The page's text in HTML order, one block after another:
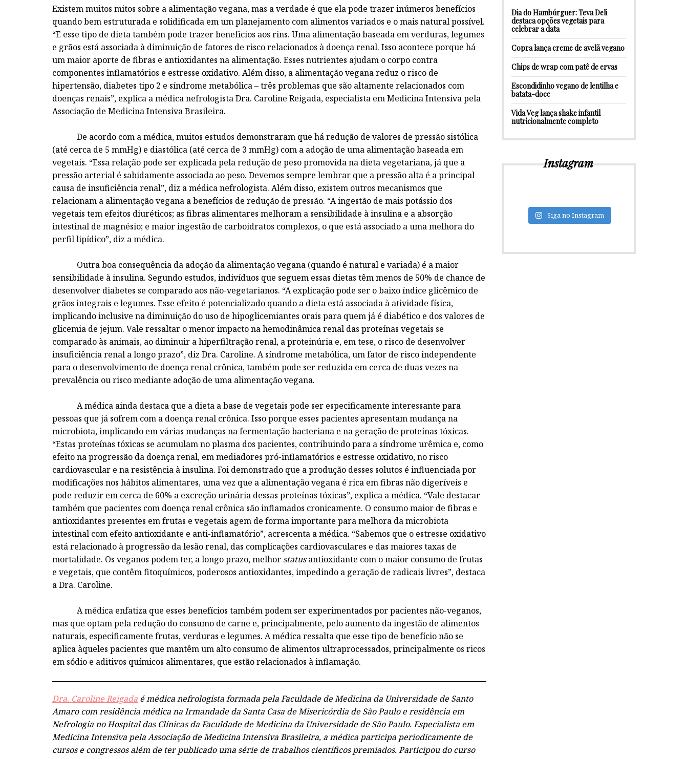
Existem muitos mitos sobre a alimentação vegana, mas a verdade é que ela pode trazer inúmeros benefícios
quando bem estruturada e solidificada em um planejamento com alimentos variados e o mais natural possível.
“E esse tipo de dieta também pode trazer benefícios aos rins. Uma alimentação baseada em verduras, legumes
e grãos está associada à diminuição de fatores de risco relacionados à doença renal. Isso acontece porque há
um maior aporte de fibras e antioxidantes na alimentação. Esses nutrientes ajudam o corpo contra
componentes inflamatórios e estresse oxidativo. Além disso, a alimentação vegana reduz o risco de
hipertensão, diabetes tipo 2 e síndrome metabólica – três problemas que são altamente relacionados com
doenças renais”, explica a médica nefrologista Dra. Caroline Reigada, especialista em Medicina Intensiva pela
Associação de Medicina Intensiva Brasileira.
De acordo com a médica, muitos estudos demonstraram que há redução de valores de pressão sistólica
(até cerca de 5 mmHg) e diastólica (até cerca de 3 mmHg) com a adoção de uma alimentação baseada em
vegetais. “Essa relação pode ser explicada pela redução de peso promovida na dieta vegetariana, já que a
pressão arterial é sabidamente associada ao peso. Devemos sempre lembrar que a pressão alta é a principal
causa de insuficiência renal”, diz a médica nefrologista. Além disso, existem outros mecanismos que
relacionam a alimentação vegana a benefícios de redução de pressão. “A ingestão de mais potássio dos
vegetais tem efeitos diuréticos; as fibras alimentares melhoram a sensibilidade à insulina e a absorção
intestinal de magnésio; e maior ingestão de carboidratos complexos, o que está associado a uma melhora do
perfil lipídico”, diz a médica.
Outra boa consequência da adoção da alimentação vegana (quando é natural e variada) é a maior
sensibilidade à insulina. Segundo estudos, indivíduos que seguem essas dietas têm menos de 50% de chance de
desenvolver diabetes se comparado aos não-vegetarianos. “A explicação pode ser o baixo índice glicêmico de
grãos integrais e legumes. Esse efeito é potencializado quando a dieta está associada à atividade física,
implicando inclusive na diminuição do uso de hipoglicemiantes orais para quem já é diabético e dos valores de
glicemia de jejum. Vale ressaltar o menor impacto na hemodinâmica renal das proteínas vegetais se
comparado às animais, ao diminuir a hiperfiltração renal, a proteinúria e, em tese, o risco de desenvolver
insuficiência renal a longo prazo”, diz Dra. Caroline. A síndrome metabólica, um fator de risco independente
para o desenvolvimento de doença renal crônica, também pode ser reduzida em cerca de duas vezes na
prevalência ou risco mediante adoção de uma alimentação vegana.
A médica ainda destaca que a dieta a base de vegetais pode ser especificamente interessante para
pessoas que já sofrem com a doença renal crônica. Isso porque esses pacientes apresentam mudança na
microbiota, implicando em várias mudanças na fermentação bacteriana e na geração de proteínas tóxicas.
“Estas proteínas tóxicas se acumulam no plasma dos pacientes, contribuindo para a síndrome urêmica e, como
efeito na progressão da doença renal, em mediadores pró-inflamatórios e estresse oxidativo, no risco
cardiovascular e na resistência à insulina. Foi demonstrado que a produção desses solutos é influenciada por
modificações nos hábitos alimentares, uma vez que a alimentação vegana é rica em fibras não digeríveis e
pode reduzir em cerca de 60% a excreção urinária dessas proteínas tóxicas”, explica a médica. “Vale destacar
também que pacientes com doença renal crônica são inflamados cronicamente. O consumo maior de fibras e
antioxidantes presentes em frutas e vegetais agem de forma importante para melhora da microbiota
intestinal com efeito antioxidante e anti-inflamatório”, acrescenta a médica. “Sabemos que o estresse oxidativo
está relacionado à progressão da lesão renal, das complicações cardiovasculares e das maiores taxas de
mortalidade. Os veganos podem ter, a longo prazo, melhor statusantioxidante com o maior consumo de frutas
e vegetais, que contêm fitoquímicos, poderosos antioxidantes, impedindo a geração de radicais livres”, destaca
a Dra. Caroline.
A médica enfatiza que esses benefícios também podem ser experimentados por pacientes não-veganos,
mas que optam pela redução do consumo de carne e, principalmente, pelo aumento da ingestão de alimentos
naturais, especificamente frutas, verduras e legumes. A médica ressalta que esse tipo de benefício não se
aplica àqueles pacientes que mantêm um alto consumo de alimentos ultraprocessados, principalmente os ricos
em sódio e aditivos químicos alimentares, que estão relacionados à inflamação.
Dra. Caroline Reigada é médica nefrologista formada pela Faculdade de Medicina da Universidade de Santo
Amaro com residência médica na Irmandade da Santa Casa de Misericórdia de São Paulo e residência em
Nefrologia no Hospital das Clínicas da Faculdade de Medicina da Universidade de São Paulo. Especialista em
Medicina Intensiva pela Associação de Medicina Intensiva Brasileira, a médica participa periodicamente de
cursos e congressos além de ter publicado uma série de trabalhos científicos premiados. Participou do curso
Dia do Hambúrguer: Teva Deli
destaca opções vegetais para
celebrar a data
Copra lança creme de avelã vegano
Chips de wrap com patê de ervas
Escondidinho vegano de lentilha e
batata-doce
Vida Veg lança shake infantil
nutricionalmente completo
Instagram
Siga no Instagram